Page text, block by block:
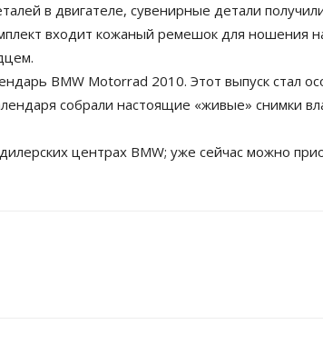
в двигателе, сувенирные детали
входит кожаный ремешок для ношения
BMW Motorrad 2010. Этот выпуск стал
собрали настоящие «живые» снимки
центрах BMW; уже сейчас можно